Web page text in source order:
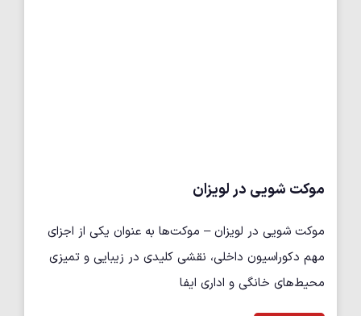
موکت شویی در لویزان
موکت شویی در لویزان – موکت‌ها به عنوان یکی از اجزای
مهم دکوراسیون داخلی، نقشی کلیدی در زیبایی و تمیزی
محیط‌های خانگی و اداری ایفا